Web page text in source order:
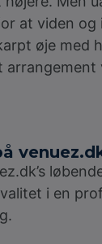
at viden
øje med
i en